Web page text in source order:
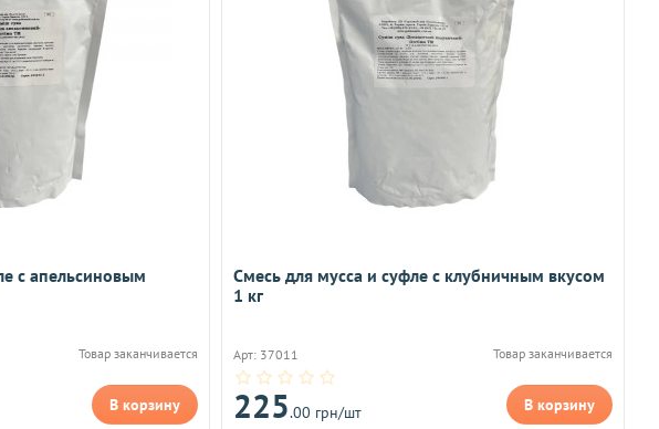
с апельсиновым
Товар заканчивается
В корзину
Смесь для мусса и суфле с клубничным вкусом
1 кг
Арт: 37011 Товар заканчивается
225.00 грн/шт В корзину